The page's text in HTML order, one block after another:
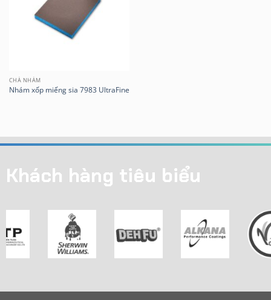
CHÀ NHÁM
Nhám xốp miếng sia 7983 UltraFine
Khách hàng tiêu biểu